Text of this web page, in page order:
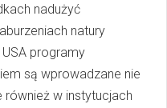
nadużyć
natury
programy
są wprowadzane nie
również w instytucjach